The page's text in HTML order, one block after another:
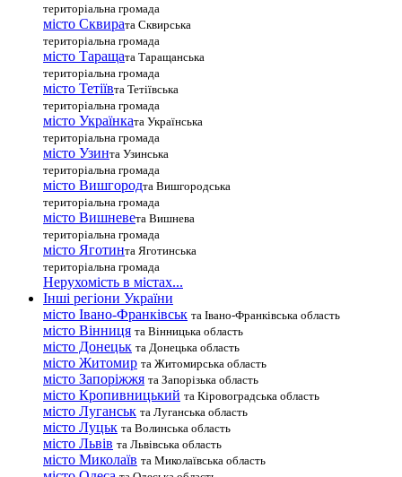
територіальна громада
місто Сквирата Сквирська
територіальна громада
місто Таращата Таращанська
територіальна громада
місто Тетіївта Тетіївська
територіальна громада
місто Українката Українська
територіальна громада
місто Узинта Узинська
територіальна громада
місто Вишгородта Вишгородська
територіальна громада
місто Вишневета Вишнева
територіальна громада
місто Яготинта Яготинська
територіальна громада
Нерухомість в містах...
Інші регіони України
місто Івано-Франківськ та Івано-Франківська область
місто Вінниця та Вінницька область
місто Донецьк та Донецька область
місто Житомир та Житомирська область
місто Запоріжжя та Запорізька область
місто Кропивницький та Кіровоградська область
місто Луганськ та Луганська область
місто Луцьк та Волинська область
місто Львів та Львівська область
місто Миколаїв та Миколаївська область